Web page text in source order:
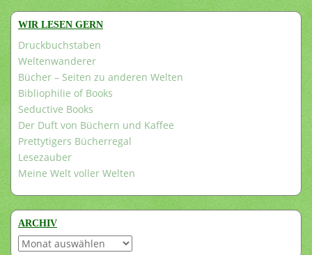
WIR LESEN GERN
Druckbuchstaben
Weltenwanderer
Bücher – Seiten zu anderen Welten
Bibliophilie of Books
Seductive Books
Der Duft von Büchern und Kaffee
Prettytigers Bücherregal
Lesezauber
Meine Welt voller Welten
ARCHIV
Archiv